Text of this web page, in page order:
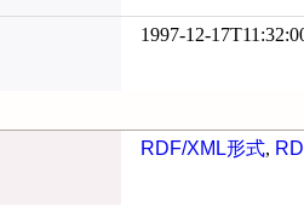
1997-12-
RDF/XML形式,